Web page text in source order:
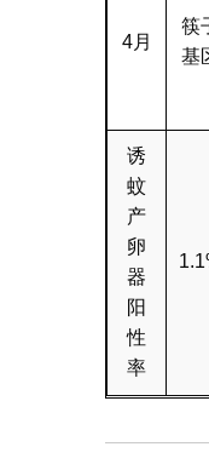
4月
筷
基
诱
蚊
产
卵
器
阳
性
率